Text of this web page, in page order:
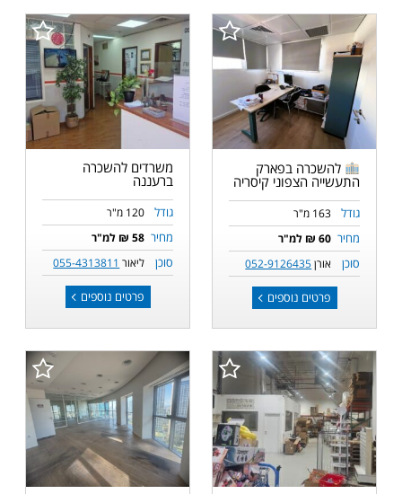
להשכרה בפארק
התעשייה הצפוני קיסריה
גודל 163 מ"ר
מחיר 60 ₪ למ"ר
סוכן אורן052-9126435
פרטים נוספים
משרדים להשכרה
ברעננה
גודל 120 מ"ר
מחיר 58 ₪ למ"ר
סוכן ליאור 055-4313811
פרטים נוספים